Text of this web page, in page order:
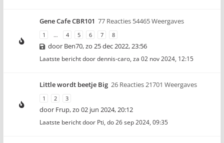
Gene Cafe CBR101 77 Reacties 54465 Weergaves
1 … 4 5 6 7 8
door Ben70,zo 25 dec 2022, 23:56
Laatste bericht doordennis-caro, za 02 nov 2024, 12:15
Little wordt beetje Big 26 Reacties 21701 Weergaves
1 2 3
door Frup,zo 02 jun 2024, 20:12
Laatste bericht door Pti, do 26 sep 2024, 09:35